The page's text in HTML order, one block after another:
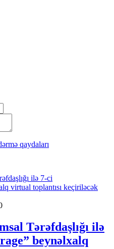
qaydaları
Tərəfdaşlığı ilə
beynəlxalq